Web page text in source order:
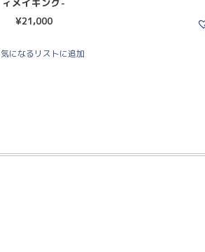
¥21,000
気になるリストに追加